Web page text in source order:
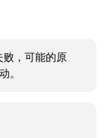
败，可能的原
。